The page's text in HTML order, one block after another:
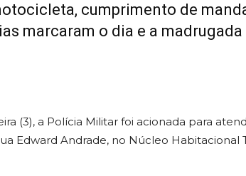
cumprimento de
marcaram o dia e a madrugada
(3), a Polícia Militar foi acionada para
Edward Andrade, no Núcleo Habitacional